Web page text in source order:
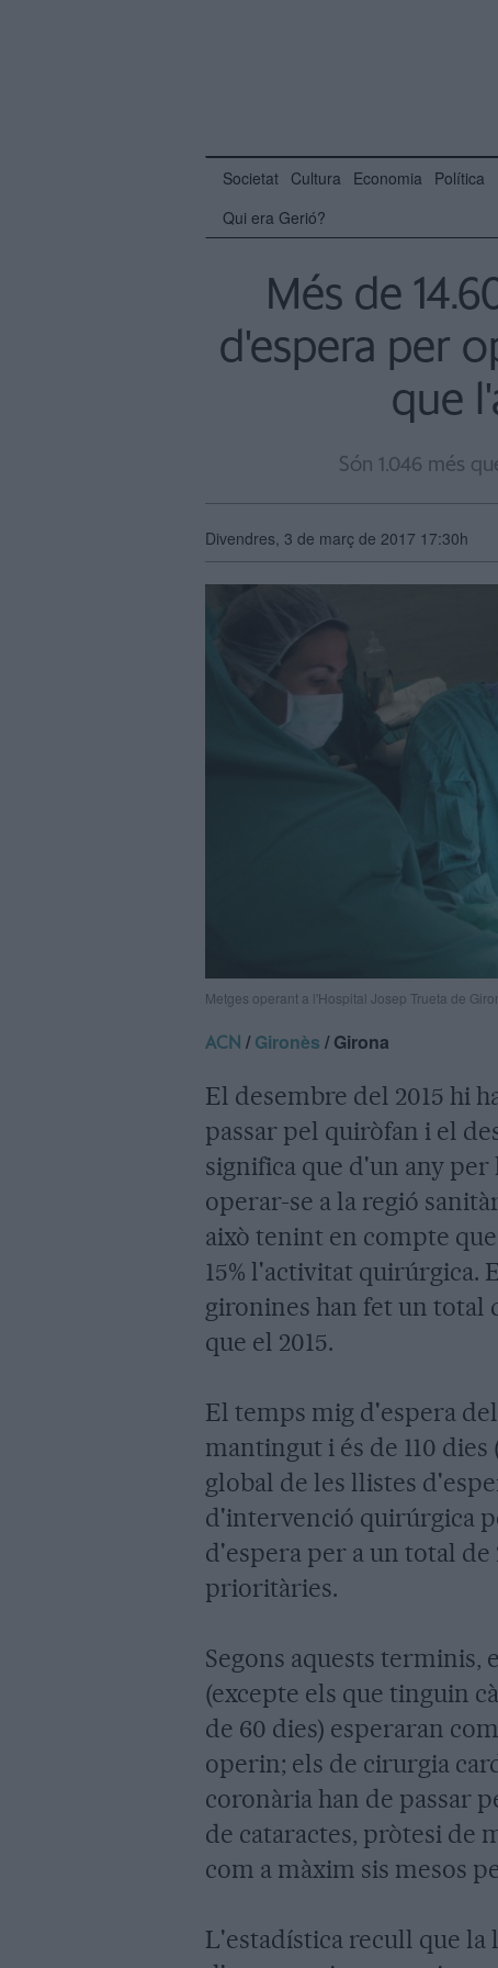
Societat Cultura Economia Política
Qui era Gerió?
Més de
d'espera per
que
Són 1.046 més
Divendres, 3 de març de 2017 17:30h
Metges operant a l'Hospital Josep Trueta de
ACN /Gironès / Girona
El desembre del 2015 hi
passar pel quiròfan i el
significa que d'un any
operar-se a la regió
això tenint en compte
15% l'activitat quirúrgica.
gironines han fet un total
que el 2015.
El temps mig d'espera
mantingut i és de 110 dies
global de les llistes
d'intervenció quirúrgica
d'espera per a un total
prioritàries.
Segons aquests terminis,
(excepte els que tinguin
de 60 dies) esperaran
operin; els de cirurgia
coronària han de passar
de cataractes, pròtesi de
com a màxim sis mesos
L'estadística recull que la